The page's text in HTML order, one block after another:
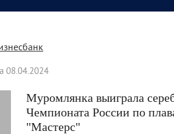
08.04.2024
Муромлянка выиграла
Чемпионата России по
"Мастерс"